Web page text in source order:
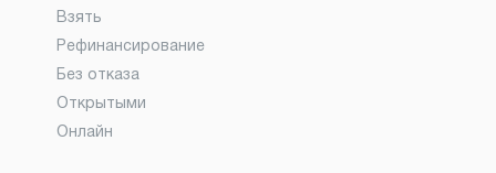
Взять
Рефинансирование
Без отказа
Открытыми
Онлайн